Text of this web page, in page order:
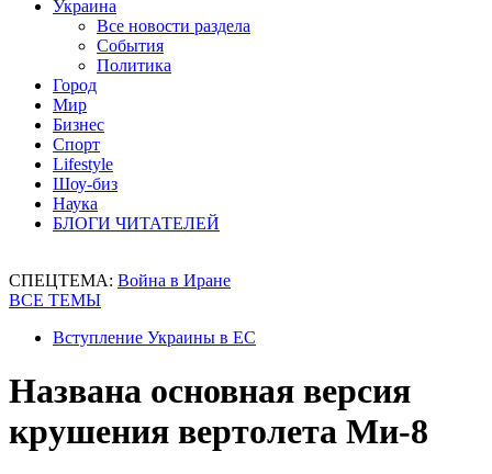
Украина
Все новости раздела
События
Политика
Город
Мир
Бизнес
Спорт
Lifestyle
Шоу-биз
Наука
БЛОГИ ЧИТАТЕЛЕЙ
СПЕЦТЕМА: Война в Иране
ВСЕ ТЕМЫ
Вступление Украины в ЕС
Названа основная версия
крушения вертолета Ми-8